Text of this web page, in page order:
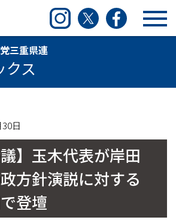
党三重県連 InstagramTwitter Facebook
三重県連
クス
日
議】玉木代表が岸田
方針演説に対する
登壇